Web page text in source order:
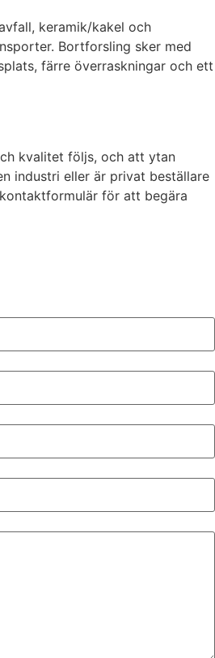
keramik/kakel och
Bortforsling sker med
färre överraskningar och ett
kvalitet följs, och att ytan
industri eller är privat beställare
för att begära